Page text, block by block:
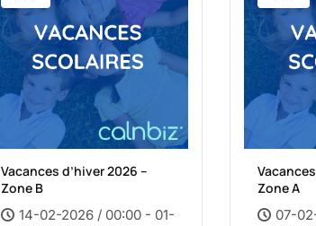
Vacances d’hiver 2026 –
Zone B
14-02-2026 / 00:00 - 01-
Zone A
07-